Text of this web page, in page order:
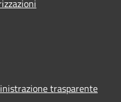
trasparente